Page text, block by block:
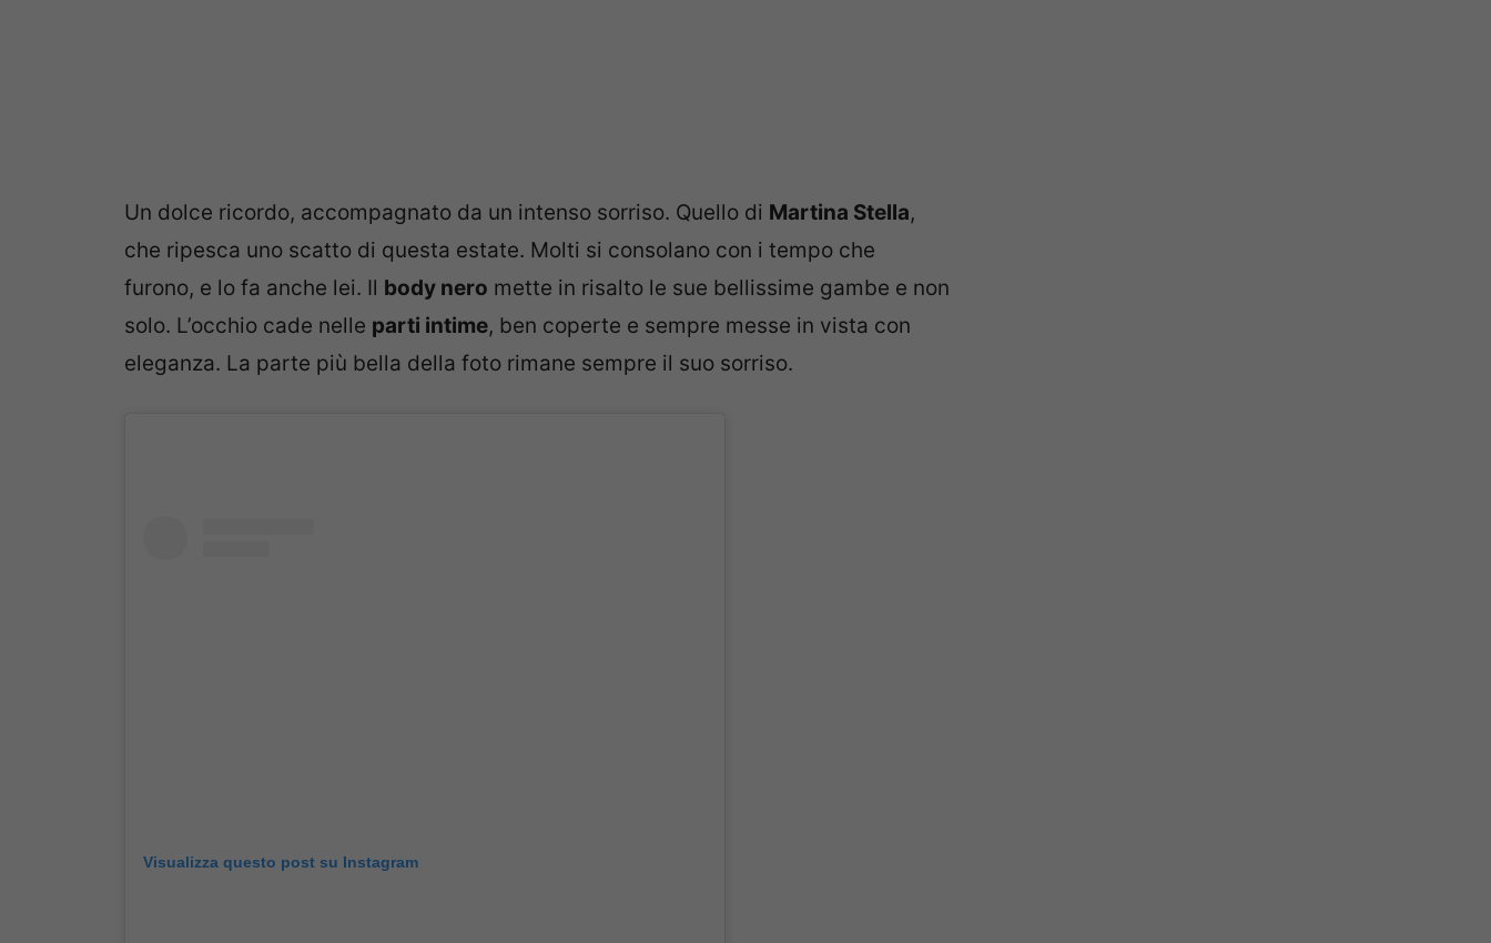
Un dolce ricordo, accompagnato da un intenso sorriso. Quello di Martina Stella,
che ripesca uno scatto di questa estate. Molti si consolano con i tempo che
furono, e lo fa anche lei. Il body nero mette in risalto le sue bellissime gambe e non
solo. L’occhio cade nelle parti intime, ben coperte e sempre messe in vista con
eleganza. La parte più bella della foto rimane sempre il suo sorriso.
Visualizza questo post su Instagram